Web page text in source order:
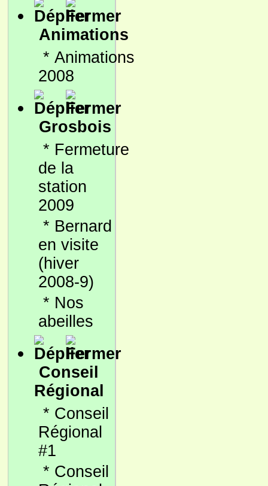
Animations
* Animations
2008
Grosbois
* Fermeture
de la
station
2009
* Bernard
en visite
(hiver
2008-9)
* Nos
abeilles
Conseil
Régional
* Conseil
Régional
#1
* Conseil